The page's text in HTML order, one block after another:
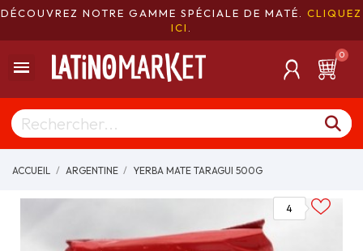
DÉCOUVREZ NOTRE GAMME SPÉCIALE DE MATÉ. CLIQUEZ
ICI
ACCUEIL ARGENTINE YERBA MATE TARAGUI 500G
4